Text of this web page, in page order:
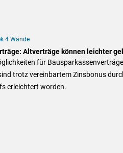
4 Wände
Altverträge können leichter
für
trotz vereinbartem Zinsbonus
erleichtert worden.